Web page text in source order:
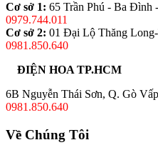
Cơ sở 1: 65 Trần Phú - Ba Đình
0979.744.011
Cơ sở 2: 01 Đại Lộ Thăng
0981.850.640
ĐIỆN HOA TP.HCM
6B Nguyễn Thái Sơn, Q. Gò
0981.850.640
Về Chúng Tôi